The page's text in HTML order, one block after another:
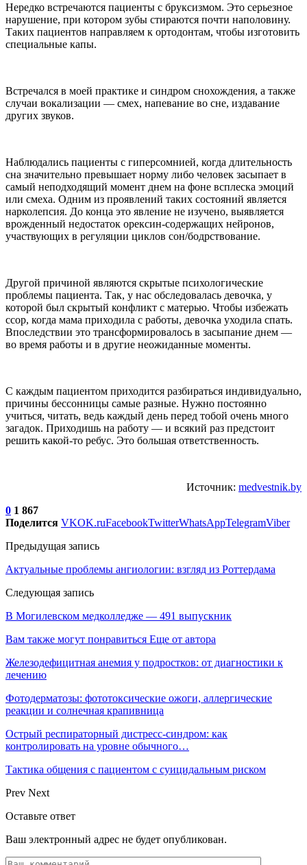
Нередко встречаются пациенты с бруксизмом. Это серьезное
нарушение, при котором зубы стираются почти наполовину.
Таких пациентов направляем к ортодонтам, чтобы изготовить
специальные капы.
Встречался в моей практике и синдром снохождения, а также
случаи вокализации — смех, напевание во сне, издавание
других звуков.
Наблюдались пациенты с гиперсомнией, когда длительность
сна значительно превышает норму либо человек засыпает в
самый неподходящий момент днем на фоне всплеска эмоций
или смеха. Одним из проявлений таких состояний является
нарколепсия. До конца это явление не изучено, выявляется
врожденный недостаток орексин-содержащих нейронов,
участвующих в регуляции циклов сон/бодрствование.
Другой причиной являются скрытые психологические
проблемы пациента. Так, у нас обследовалась девочка, у
которой был скрытый конфликт с матерью. Чтобы избежать
ссор, когда мама приходила с работы, девочка уходила спать.
Впоследствии это трансформировалось в засыпание днем —
во время работы и в другие неожиданные моменты.
С каждым пациентом приходится разбираться индивидуально,
причины бессонницы самые разные. Нужно постоянно
учиться, читать, ведь каждый день перед тобой очень много
загадок. Приходишь на работу — и всякий раз предстоит
решить какой-то ребус. Это большая ответственность.
Источник: medvestnik.by
0 1 867
Поделится VKOK.ruFacebookTwitterWhatsAppTelegramViber
Предыдущая запись
Актуальные проблемы ангиологии: взгляд из Роттердама
Следующая запись
В Могилевском медколледже — 491 выпускник
Вам также могут понравиться Еще от автора
Железодефицитная анемия у подростков: от диагностики к
лечению
Фотодерматозы: фототоксические ожоги, аллергические
реакции и солнечная крапивница
Острый респираторный дистресс-синдром: как
контролировать на уровне обычного…
Тактика общения с пациентом с суицидальным риском
Prev Next
Оставьте ответ
Ваш электронный адрес не будет опубликован.